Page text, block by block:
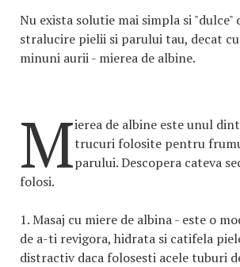
Nu exista solutie mai simpla si "dulce"
stralucire pielii si parului tau, decat
minuni aurii - mierea de albine.
Mierea de albine este unul
trucuri folosite pentru
parului. Descopera cateva
folosi.
1.Masaj cu miere de albina- este o
de a-ti revigora, hidrata si catifela
distractiv daca folosesti acele tuburi